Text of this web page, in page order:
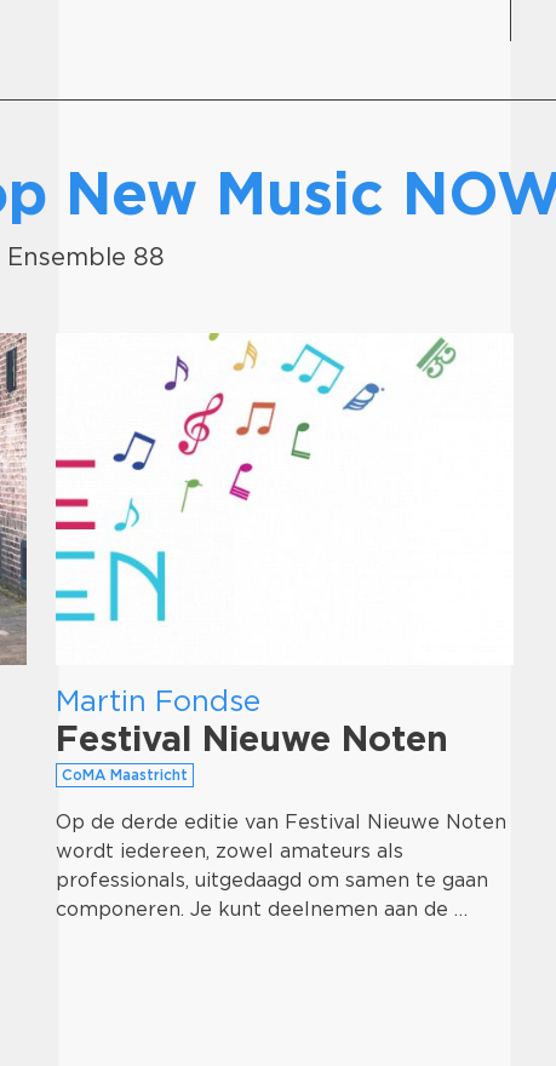
New Music
88
Martin Fondse
Festival Nieuwe Noten
CoMA Maastricht
Op de derde editie van Festival Nieuwe Noten
wordt iedereen, zowel amateurs als
professionals, uitgedaagd om samen te gaan
componeren. Je kunt deelnemen aan de …